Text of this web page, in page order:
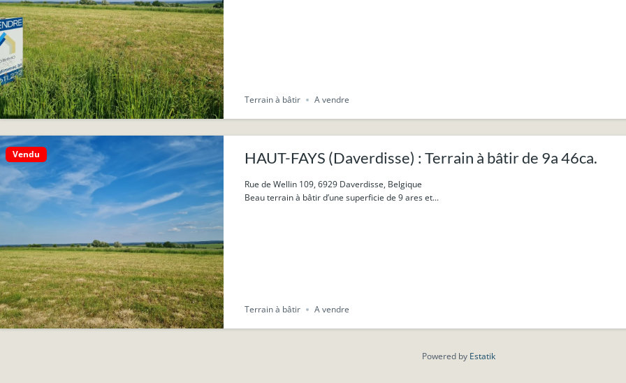
Terrain à bâtir A vendre
Vendu HAUT-FAYS (Daverdisse) : Terrain à bâtir de 9a 46ca.
Rue de Wellin 109, 6929 Daverdisse, Belgique
Beau terrain à bâtir d’une superficie de 9 ares et...
Terrain à bâtir A vendre
Powered by Estatik